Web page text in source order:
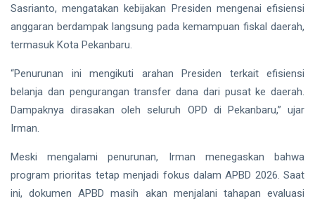
Plt
Gubernur
Usai Riau
Masuk
Besar
ADLG
Awards
2026
2026
Indonesia
Pilkada 2024
Sasrianto, mengatakan kebijakan Presiden mengenai efisiensi
anggaran berdampak langsung pada kemampuan fiskal daerah,
termasuk Kota Pekanbaru.
“Penurunan ini mengikuti arahan Presiden terkait efisiensi
belanja dan pengurangan transfer dana dari pusat ke daerah.
Dampaknya dirasakan oleh seluruh OPD di Pekanbaru,” ujar
Irman.
Meski mengalami penurunan, Irman menegaskan bahwa
program prioritas tetap menjadi fokus dalam APBD 2026. Saat
ini, dokumen APBD masih akan menjalani tahapan evaluasi